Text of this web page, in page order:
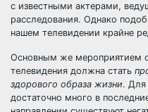
с известными актерами,
расследования. Однако
нашем телевидении крайне
Основным же мероприятием
телевидения должна стать
здорового образа жизни. Для
достаточно много в